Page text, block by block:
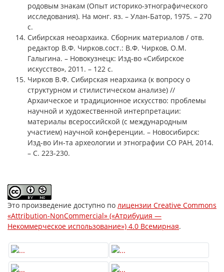
Это произведение доступно по лицензии Creative Commons
«Attribution-NonCommercial» («Атрибуция —
Некоммерческое использование») 4.0 Всемирная.
родовым знакам (Опыт историко-этнографического
исследования). На монг. яз. – Улан-Батор, 1975. – 270
с.
Сибирская неоархаика. Сборник материалов / отв.
редактор В.Ф. Чирков.сост.: В.Ф. Чирков, О.М.
Галыгина. – Новокузнецк: Изд-во «Сибирское
искусство», 2011. – 122 с.
Чирков В.Ф. Сибирская неархаика (к вопросу о
структурном и стилистическом анализе) //
Архаическое и традиционное искусство: проблемы
научной и художественной интерпретации:
материалы всероссийской (с международным
участием) научной конференции. – Новосибирск:
Изд-во Ин-та археологии и этнографии СО РАН, 2014.
– С. 223-230.